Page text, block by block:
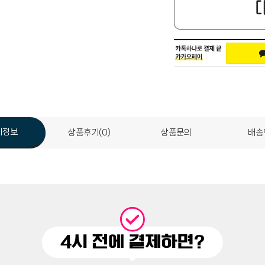
정보 상품후기(0) 상품문의 배